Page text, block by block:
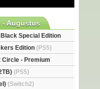
- Augustus
Special Edition
Edition (PS5)
Circle - Premium
(PS5)
(Switch2)